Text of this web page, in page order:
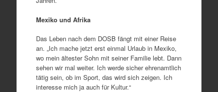
Mexiko und Afrika
Das Leben nach dem DOSB fängt mit einer Reise
an. „Ich mache jetzt erst einmal Urlaub in Mexiko,
wo mein ältester Sohn mit seiner Familie lebt. Dann
sehen wir mal weiter. Ich werde sicher ehrenamtlich
tätig sein, ob im Sport, das wird sich zeigen. Ich
interesse mich ja auch für Kultur.“